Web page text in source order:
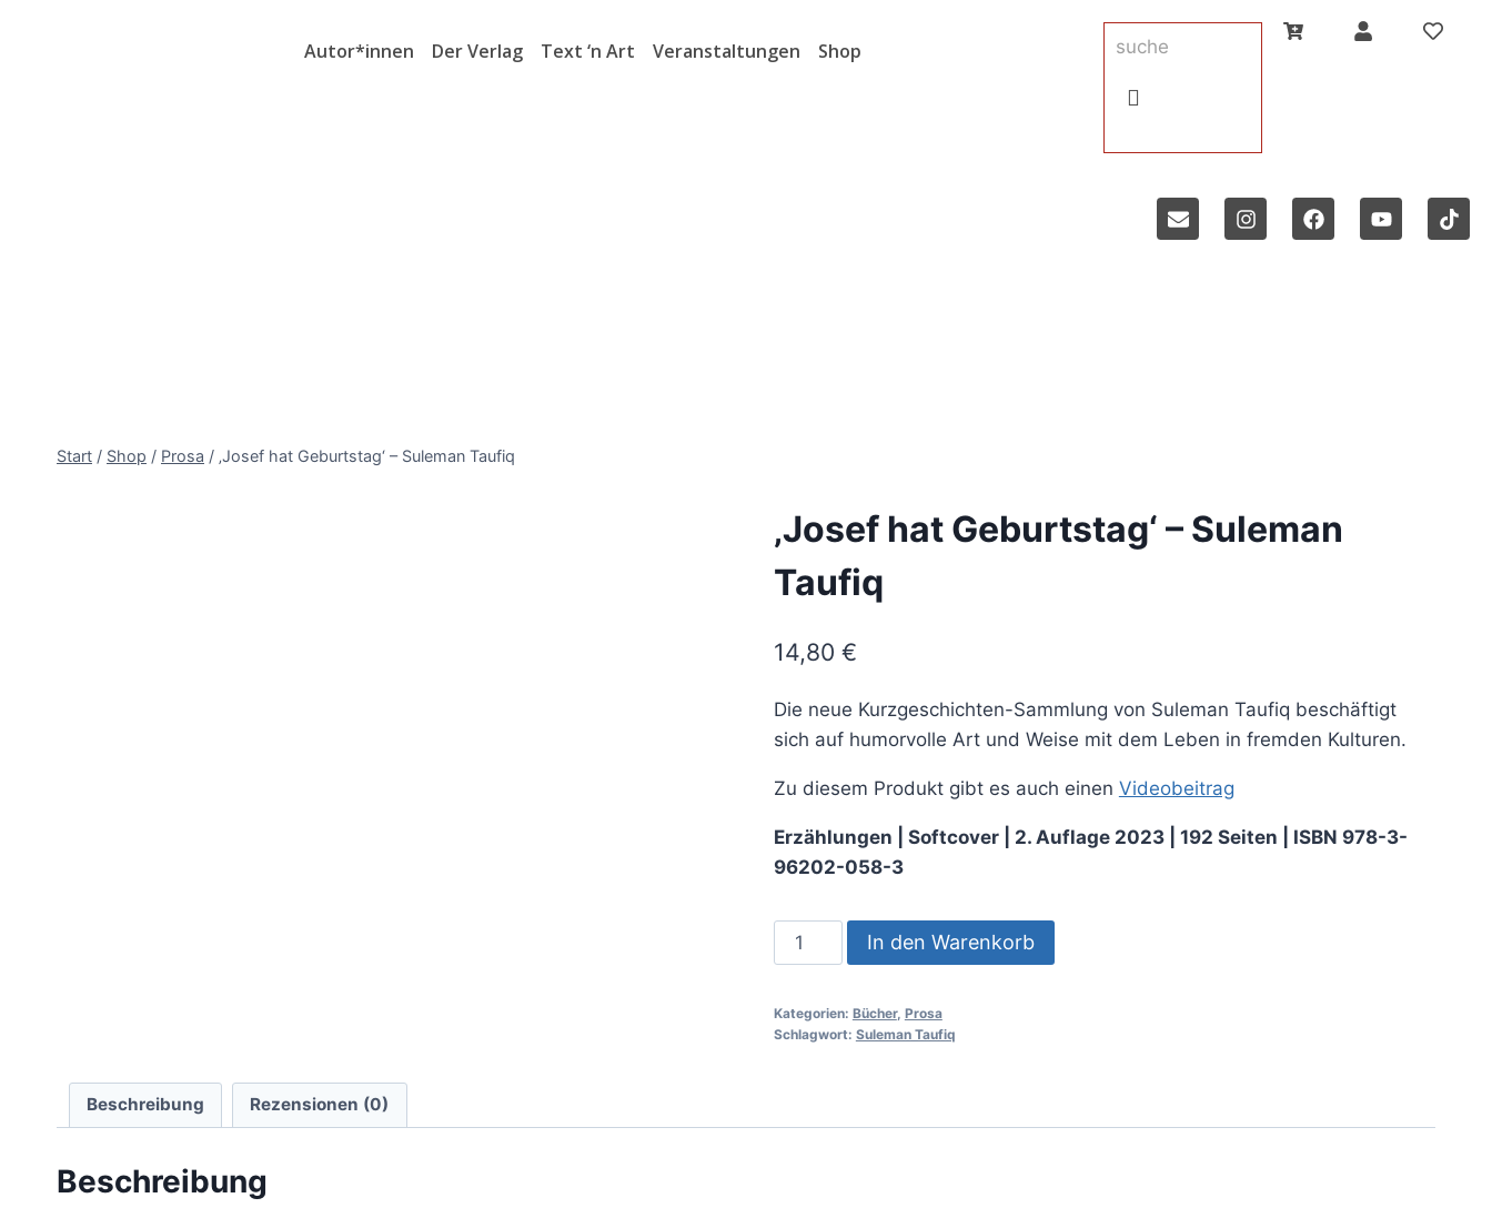
Autor*innen Der Verlag Text ‘n Art Veranstaltungen Shop
Start / Shop / Prosa / ‚Josef hat Geburtstag‘ – Suleman Taufiq
‚Josef hat Geburtstag‘ – Suleman
Taufiq
14,80 €
Die neue Kurzgeschichten-Sammlung von Suleman Taufiq beschäftigt
sich auf humorvolle Art und Weise mit dem Leben in fremden Kulturen.
Zu diesem Produkt gibt es auch einen Videobeitrag
Erzählungen | Softcover | 2. Auflage 2023 | 192 Seiten | ISBN 978-3-
96202-058-3
In den Warenkorb
Kategorien: Bücher, Prosa
Schlagwort: Suleman Taufiq
Beschreibung Rezensionen (0)
Beschreibung